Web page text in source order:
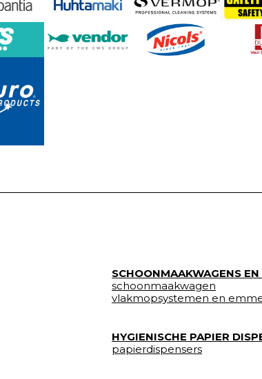
SCHOONMAAKWAGENS
schoonmaakwagen
vlakmopsystemen en
HYGIENISCHE PAPIER
papierdispensers